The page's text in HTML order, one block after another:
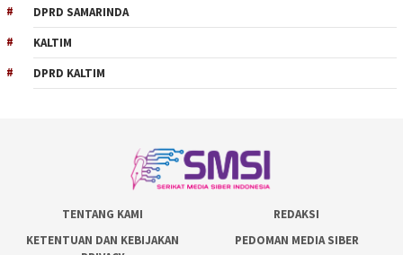
DPRD SAMARINDA
KALTIM
DPRD KALTIM
TENTANG KAMI
REDAKSI
KETENTUAN DAN KEBIJAKAN
PEDOMAN MEDIA SIBER